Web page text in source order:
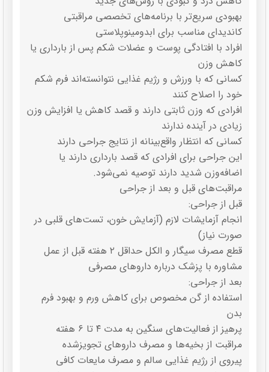
بهبودی سریع‌تر با برنامه‌های تخصصی مراقبتی
کاندیدای مناسب برای ابدومینوپلاستی
افراد با افتادگی پوست و عضلات شکم پس از بارداری یا
کاهش وزن
کسانی که با ورزش و رژیم غذایی نتوانسته‌اند فرم شکم
خود را اصلاح کنند
افرادی که وزن ثابتی دارند و قصد کاهش یا افزایش وزن
زیادی در آینده ندارند
کسانی که انتظار واقع‌بینانه از نتایج جراحی دارند
این جراحی برای افرادی که قصد بارداری دارند یا
اضافه‌وزن شدید دارند توصیه نمی‌شود.
مراقبت‌های قبل و بعد از جراحی
قبل از جراحی:
انجام آزمایشات لازم (آزمایش خون، تست‌های قلبی در
صورت نیاز)
قطع مصرف سیگار و الکل حداقل ۲ هفته قبل از عمل
مشاوره با پزشک درباره داروهای مصرفی
بعد از جراحی:
استفاده از گن مخصوص برای کاهش ورم و بهبود فرم
بدن
پرهیز از فعالیت‌های سنگین به مدت ۴ تا ۶ هفته
مراقبت از بخیه‌ها و مصرف داروهای تجویز‌شده
پیروی از رژیم غذایی سالم و مصرف مایعات کافی